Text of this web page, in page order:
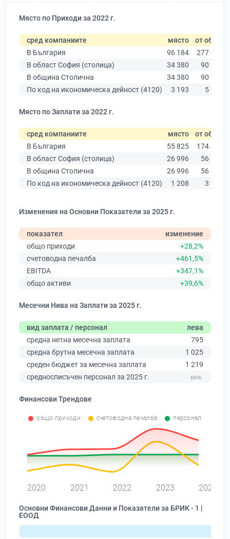
Място по Приходи за 2022 г.
сред компаниите място от общо
В България
96 184
277 019
В област София (столица)
34 380
90 178
В община Столична
34 380
90 178
По код на икономическа дейност (4120)
3 193 5 291
Място по Заплати за 2022 г.
сред компаниите място от общо
В България
55 825
174 403
В област София (столица)
26 996
56 378
В община Столична
26 996
56 378
По код на икономическа дейност (4120)
1 208 3 927
Изменения на Основни Показатели за 2025 г.
показател
изменение
общо приходи
+28,2%
счетоводна печалба
+461,5%
EBITDA
+347,1%
общо активи
+39,6%
Месечни Нива на Заплати за 2025 г.
вид заплата / персонал
лева
средна нетна месечна заплата
795
средна брутна месечна заплата
1 025
среден бюджет за месечна заплата
1 219
средносписъчен персонал за 2025 г.
Финансови Трендове
общо приходи счетоводна печалба персонал
2020 2021 2022 2023 2024
Основни Финансови Данни и Показатели за БРИК - 1 |
ЕООД